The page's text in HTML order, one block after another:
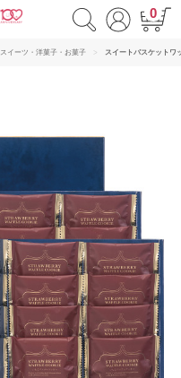
0
スイーツ・洋菓子・お菓子 スイートバスケットワ